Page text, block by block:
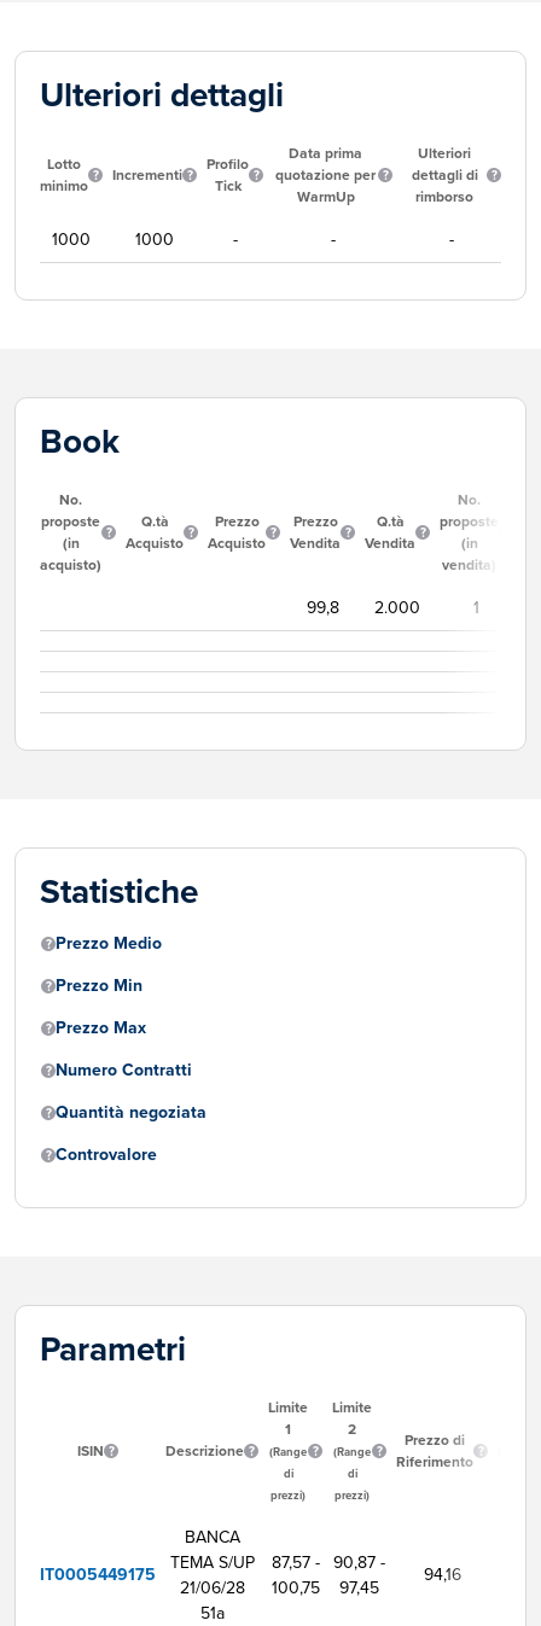
Ulteriori dettagli
Lotto
minimo
Incrementi
Profilo
Tick
Data prima
quotazione per
WarmUp
Ulteriori
dettagli di
rimborso
1000 1000 - - -
Book
No.
proposte
(in
acquisto)
Q.tà
Acquisto
Prezzo
Acquisto
Prezzo
Vendita
Q.tà
Vendita
No.
proposte
(in
vendita)
99,8 2.000 1
Statistiche
Prezzo Medio
Prezzo Min
Prezzo Max
Numero Contratti
Quantità negoziata
Controvalore
Parametri
ISIN Descrizione
Limite
1
(Range
di
prezzi)
Limite
2
(Range
di
prezzi)
Prezzo di
Riferimento
IT0005449175
BANCA
TEMA S/UP
21/06/28
51a
87,57 -
100,75
90,87 -
97,45
94,16